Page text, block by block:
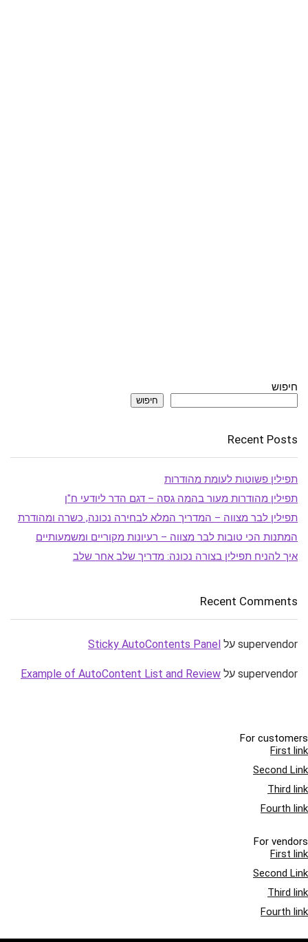
חיפוש
חיפוש
Recent Posts
תפילין פשוטות לעומת מהודרות
תפילין מהודרות מעור בהמה גסה – דגם הדר ליודעי ח"ן
תפילין לבר מצווה – המדריך המלא לבחירה נכונה, כשרה ומהודרת
המתנות הכי טובות לבר מצווה – רעיונות מקוריים ומשמעותיים
איך להניח תפילין בצורה נכונה: מדריך שלב אחר שלב
Recent Comments
supervendor על Sticky AutoContents Panel
supervendor על Example of AutoContent List and Review
For customers
First link
Second Link
Third link
Fourth link
For vendors
First link
Second Link
Third link
Fourth link